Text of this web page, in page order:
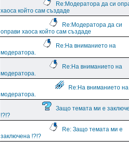
Re:Модератора да си
хаоса който сам създаде
Re:Модератора да си
оправи хаоса който сам създаде
Re:На вниманието на
модератора.
Re:На вниманието на
модератора.
Re:На вниманието на
модератора.
Защо темата ми е
!?!?
Re: Защо темата ми е
заключена !?!?